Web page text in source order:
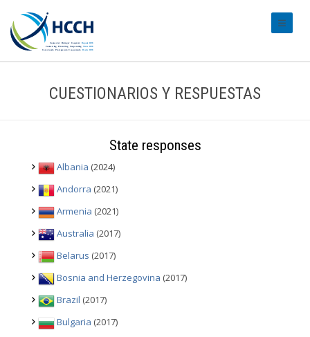
CUESTIONARIOS Y RESPUESTAS
State responses
Albania (2024)
Andorra (2021)
Armenia (2021)
Australia (2017)
Belarus (2017)
Bosnia and Herzegovina (2017)
Brazil (2017)
Bulgaria (2017)